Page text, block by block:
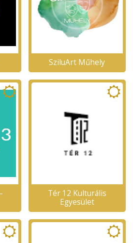
SziluArt Műhely
Tér 12 Kulturális
Egyesület